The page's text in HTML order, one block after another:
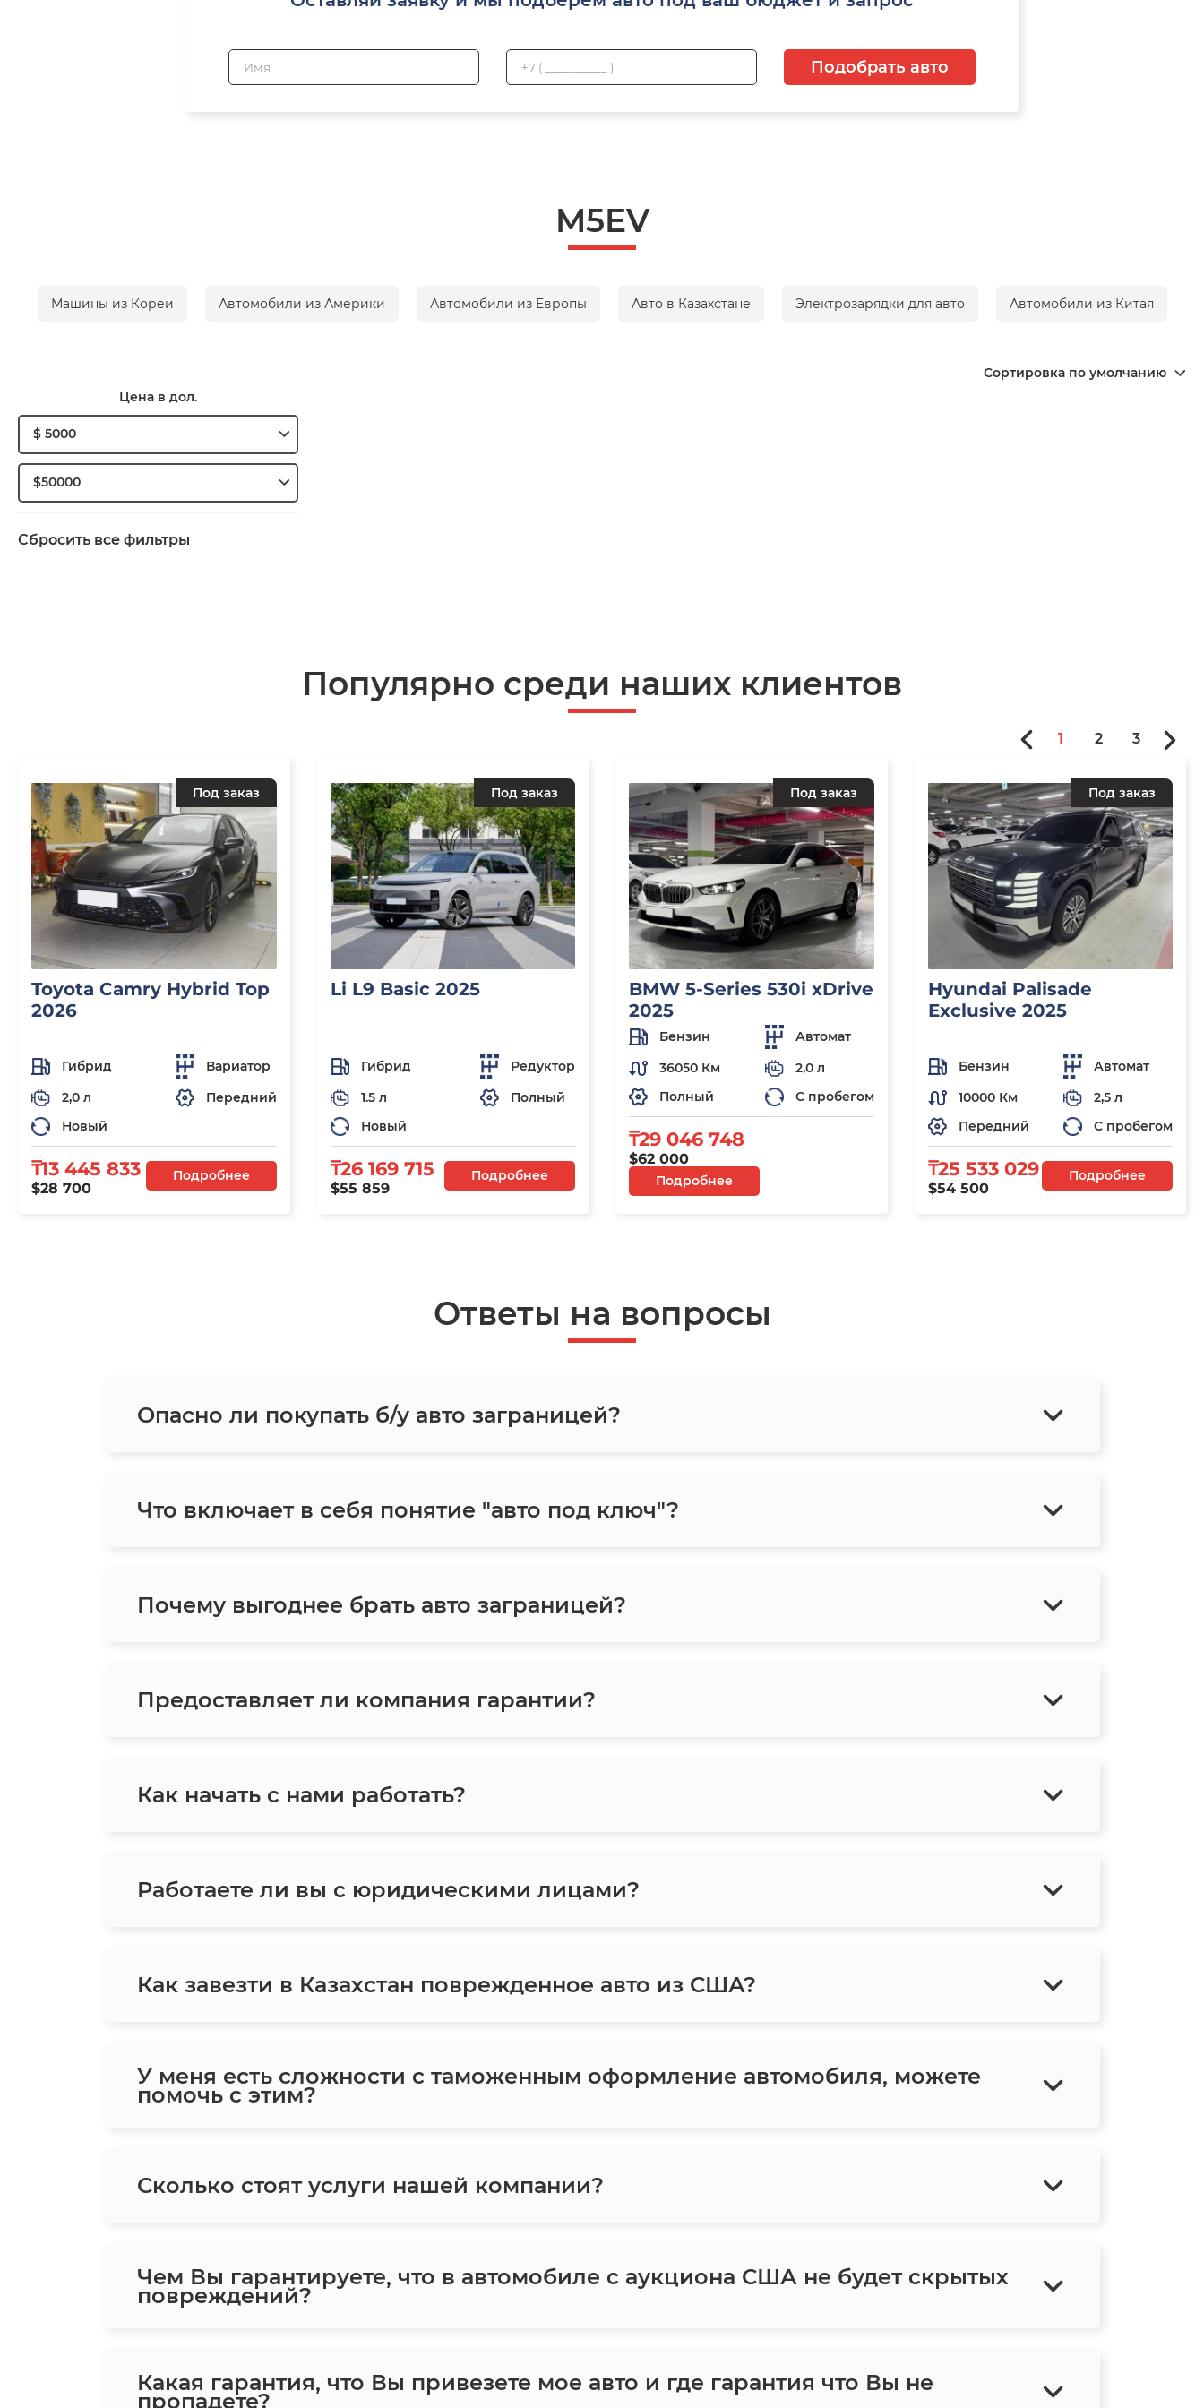
Подобрать авто
M5EV
Машины из Кореи Автомобили из Америки Автомобили из Европы Авто в Казахстане Электрозарядки для авто Автомобили из Китая
Сортировка по умолчанию
Цена в дол.
$ 5000
$50000
Сбросить все фильтры
Популярно среди наших клиентов
Под заказ
Toyota Camry Hybrid Top
2026
Гибрид
Вариатор
2,0 л
Передний
Новый
₸13 445 833
$28 700
Подробнее
Под заказ
Li L9 Basic 2025
Гибрид
Редуктор
1.5 л
Полный
Новый
₸26 169 715
$55 859
Подробнее
Под заказ
BMW 5-Series 530i xDrive
2025
Бензин
Автомат
36050 Км
2,0 л
Полный
С пробегом
₸29 046 748
$62 000
Подробнее
Под заказ
Hyundai Palisade
Exclusive 2025
Бензин
Автомат
10000 Км
2,5 л
Передний
С пробегом
₸25 533 029
$54 500
Подробнее
1 2 3
Ответы на вопросы
Опасно ли покупать б/у авто заграницей?
Что включает в себя понятие "авто под ключ"?
Почему выгоднее брать авто заграницей?
Предоставляет ли компания гарантии?
Как начать с нами работать?
Работаете ли вы с юридическими лицами?
Как завезти в Казахстан поврежденное авто из США?
У меня есть сложности с таможенным оформление автомобиля, можете
помочь с этим?
Сколько стоят услуги нашей компании?
Чем Вы гарантируете, что в автомобиле с аукциона США не будет скрытых
повреждений?
Какая гарантия, что Вы привезете мое авто и где гарантия что Вы не
пропадете?